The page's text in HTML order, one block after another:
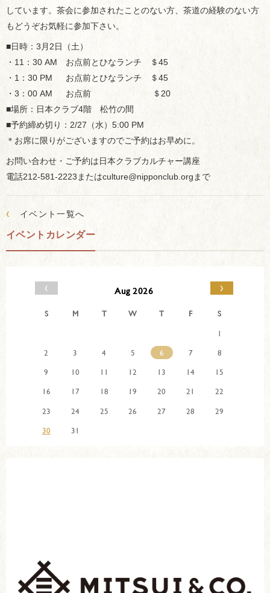
しています。茶会に参加されたことのない方、茶道の経験のない方
もどうぞお気軽に参加下さい。
■日時：3月2日（土）
・11：30 AM お点前とひなランチ ＄45
・1：30 PM お点前とひなランチ ＄45
・3：00 AM お点前 ＄20
■場所：日本クラブ4階 松竹の間
■予約締め切り：2/27（水）5:00 PM
＊お席に限りがございますのでご予約はお早めに。
お問い合わせ・ご予約は日本クラブカルチャー講座
電話212-581-2223またはculture@nipponclub.orgまで
‹ イベント一覧へ
イベントカレンダー
‹ Aug 2026 ›
S M T W T F
S
1
2
3 4 5 6 7
8
9
10 11 12 13 14
15
16
17 18 19 20 21
22
23
24 25 26 27 28
29
30
31